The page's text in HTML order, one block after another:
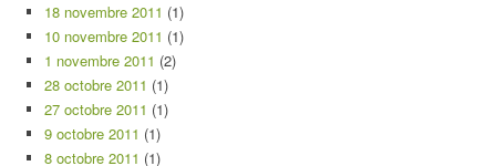
18 novembre 2011 (1)
10 novembre 2011 (1)
1 novembre 2011 (2)
28 octobre 2011 (1)
27 octobre 2011 (1)
9 octobre 2011 (1)
8 octobre 2011 (1)